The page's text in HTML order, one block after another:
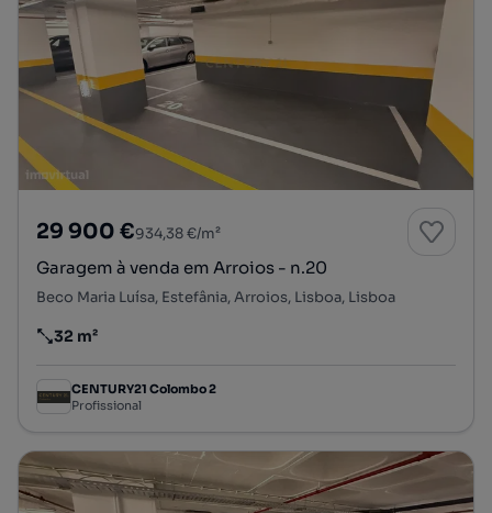
29 900 €934,38 €/m²
Garagem à venda em Arroios - n.20
Beco Maria Luísa, Estefânia, Arroios, Lisboa, Lisboa
Preço por metro quadrado
32 m²
CENTURY21 Colombo 2
Profissional